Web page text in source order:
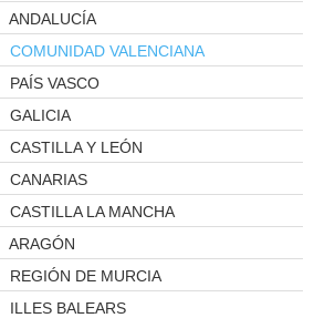
ANDALUCÍA
COMUNIDAD VALENCIANA
PAÍS VASCO
GALICIA
CASTILLA Y LEÓN
CANARIAS
CASTILLA LA MANCHA
ARAGÓN
REGIÓN DE MURCIA
ILLES BALEARS